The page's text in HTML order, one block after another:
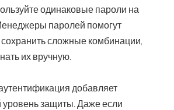
одинаковые пароли на
паролей помогут
сохранить сложные комбинации,
их вручную.
добавляет
защиты. Даже если